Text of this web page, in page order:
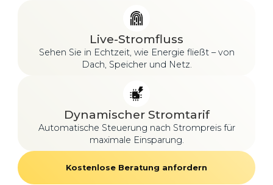
Live-Stromfluss
Sehen Sie in Echtzeit, wie Energie fließt – von
Dach, Speicher und Netz.
Dynamischer Stromtarif
Automatische Steuerung nach Strompreis für
maximale Einsparung.
Kostenlose Beratung anfordern